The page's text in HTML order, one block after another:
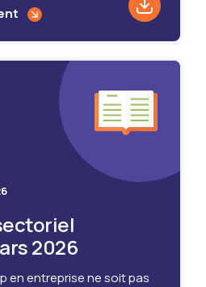
2026
en entreprise ne soit pas